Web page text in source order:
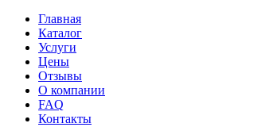
Главная
Каталог
Услуги
Цены
Отзывы
О компании
FAQ
Контакты